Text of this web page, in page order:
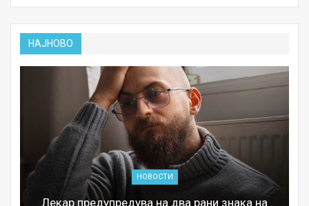
НАЈНОВО
НОВОСТИ
Лекар предупредува на два рани знака на